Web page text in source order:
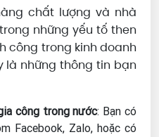
chất lượng và nhà
những yếu tố then
công trong kinh doanh
là những thông tin bạn
công trong nước: Bạn có
Facebook, Zalo, hoặc có